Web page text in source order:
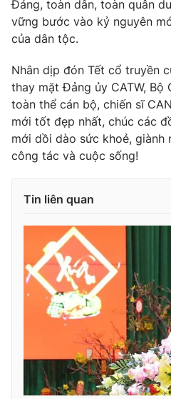
Đảng, toàn dân, toàn quân
vững bước vào kỷ nguyên
của dân tộc.
Nhân dịp đón Tết cổ truyền
thay mặt Đảng ủy CATW, Bộ
toàn thể cán bộ, chiến sĩ
mới tốt đẹp nhất, chúc các
mới dồi dào sức khoẻ, giành
công tác và cuộc sống!
Tin liên quan